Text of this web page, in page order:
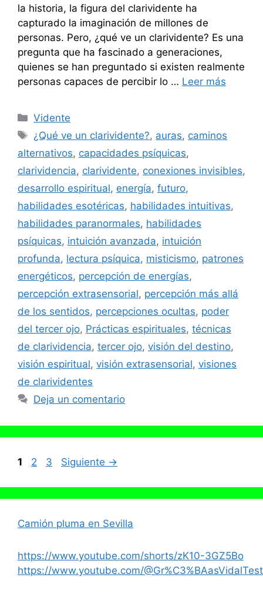
la historia, la figura del clarividente ha
capturado la imaginación de millones de
personas. Pero, ¿qué ve un clarividente? Es una
pregunta que ha fascinado a generaciones,
quienes se han preguntado si existen realmente
personas capaces de percibir lo … Leer más
Categorías
Vidente
Etiquetas
¿Qué ve un clarividente?, auras, caminos
alternativos, capacidades psíquicas,
clarividencia, clarividente, conexiones invisibles,
desarrollo espiritual, energía, futuro,
habilidades esotéricas, habilidades intuitivas,
habilidades paranormales, habilidades
psíquicas, intuición avanzada, intuición
profunda, lectura psíquica, misticismo, patrones
energéticos, percepción de energías,
percepción extrasensorial, percepción más allá
de los sentidos, percepciones ocultas, poder
del tercer ojo, Prácticas espirituales, técnicas
de clarividencia, tercer ojo, visión del destino,
visión espiritual, visión extrasensorial, visiones
de clarividentes
Deja un comentario
Página
1 Página
2 Página
3 Siguiente →
Camión pluma en Sevilla
https://www.youtube.com/shorts/zK10-3GZ5Bo
https://www.youtube.com/